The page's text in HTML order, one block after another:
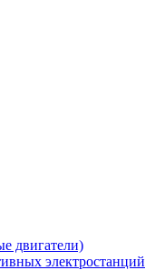
двигатели)
электростанций